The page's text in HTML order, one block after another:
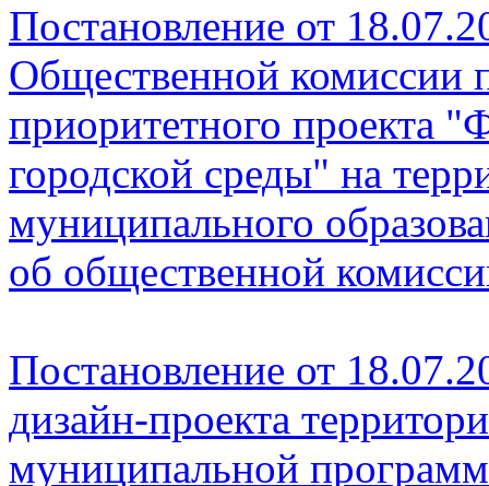
Постановление от
Общественной комиссии
приоритетного проекта
городской среды" на
муниципального
об общественной
Постановление от
дизайн-проекта
муниципальной